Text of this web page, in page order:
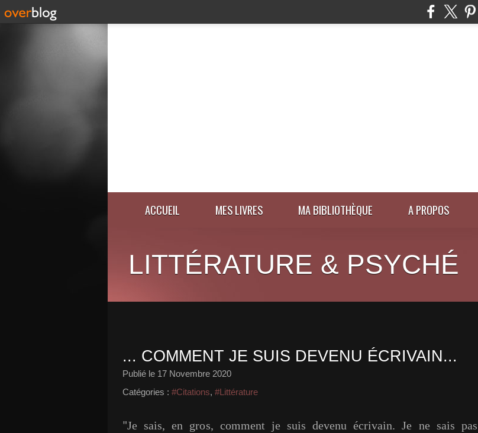
ACCUEIL MES LIVRES MA BIBLIOTHÈQUE A PROPOS
LITTÉRATURE & PSYCHÉ
... COMMENT JE SUIS DEVENU ÉCRIVAIN...
Publié le 17 Novembre 2020
Catégories : #Citations, #Littérature
"Je sais, en gros, comment je suis devenu écrivain. Je ne sais pas